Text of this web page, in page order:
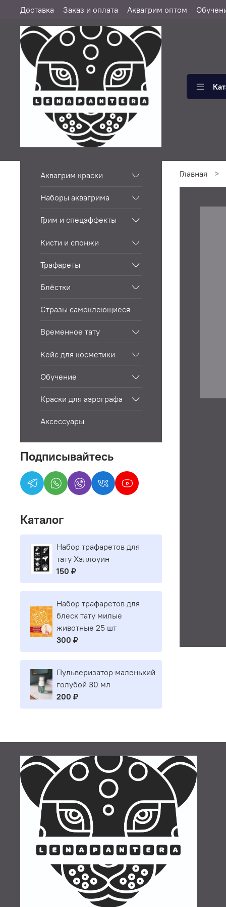
Доставка Заказ и оплата Аквагрим оптом
Главная
Аквагрим краски
Наборы аквагрима
Грим и спецэффекты
Кисти и спонжи
Трафареты
Блёстки
Стразы самоклеющиеся
Временное тату
Кейс для косметики
Обучение
Краски для аэрографа
Аксессуары
Подписывайтесь
Каталог
Набор трафаретов для
тату Хэллоуин
150 ₽
Набор трафаретов для
блеск тату милые
животные 25 шт
300 ₽
Пульверизатор маленький
голубой 30 мл
200 ₽